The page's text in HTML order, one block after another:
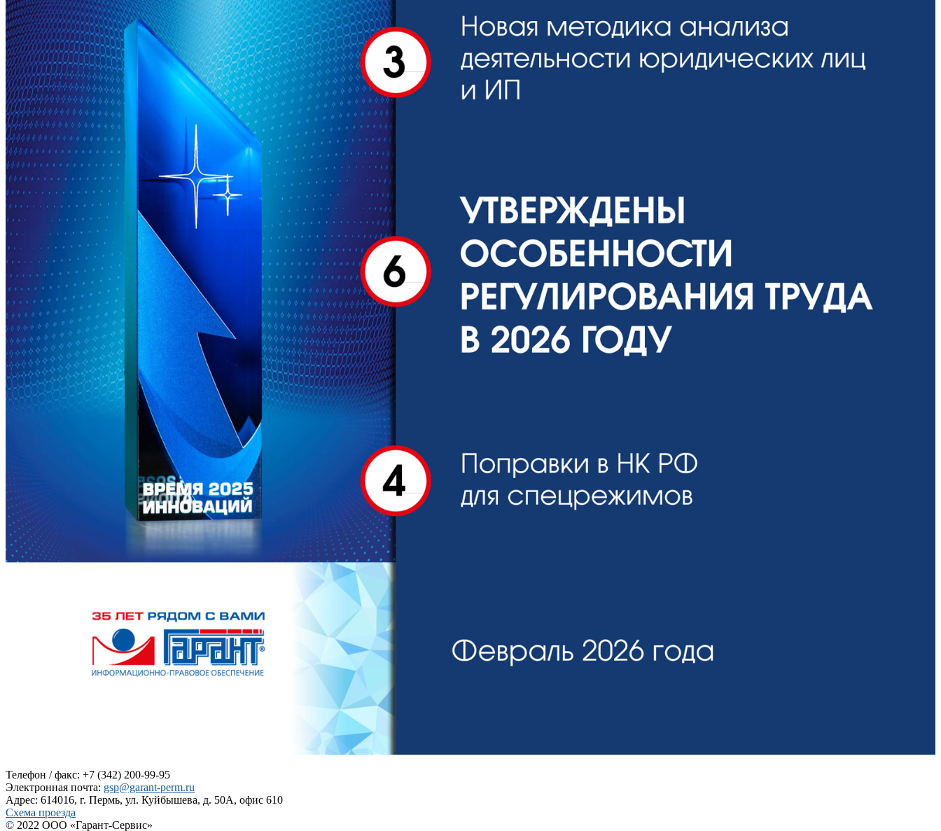
Телефон / факс: +7 (342) 200-99-95
Электронная почта: gsp@garant-perm.ru
Адрес: 614016, г. Пермь, ул. Куйбышева, д. 50А, офис 610
Схема проезда
© 2022 ООО «Гарант-Сервис»